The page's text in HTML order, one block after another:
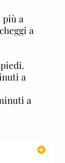
più a
a
a
a